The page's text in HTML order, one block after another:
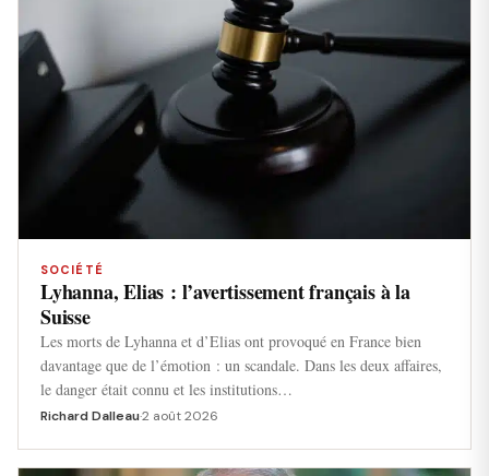
SOCIÉTÉ
Lyhanna, Elias : l’avertissement français à la
Suisse
Les morts de Lyhanna et d’Elias ont provoqué en France bien
davantage que de l’émotion : un scandale. Dans les deux affaires,
le danger était connu et les institutions…
Richard Dalleau·2 août 2026